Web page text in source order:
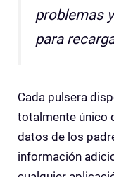
problemas
para
Cada pulsera
totalmente único
datos de los
información